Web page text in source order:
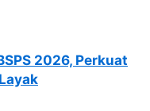
2026, Perkuat